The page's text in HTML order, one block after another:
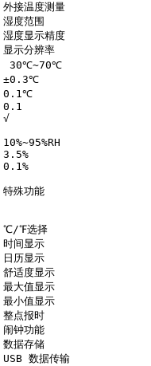
外接温度测量
湿度范围
湿度显示精度
显示分辨率
30℃~70℃
±0.3℃
0.1℃
0.1
√
10%~95%RH
3.5%
0.1%
特殊功能
℃/℉选择
时间显示
日历显示
舒适度显示
最大值显示
最小值显示
整点报时
闹钟功能
数据存储
USB 数据传输